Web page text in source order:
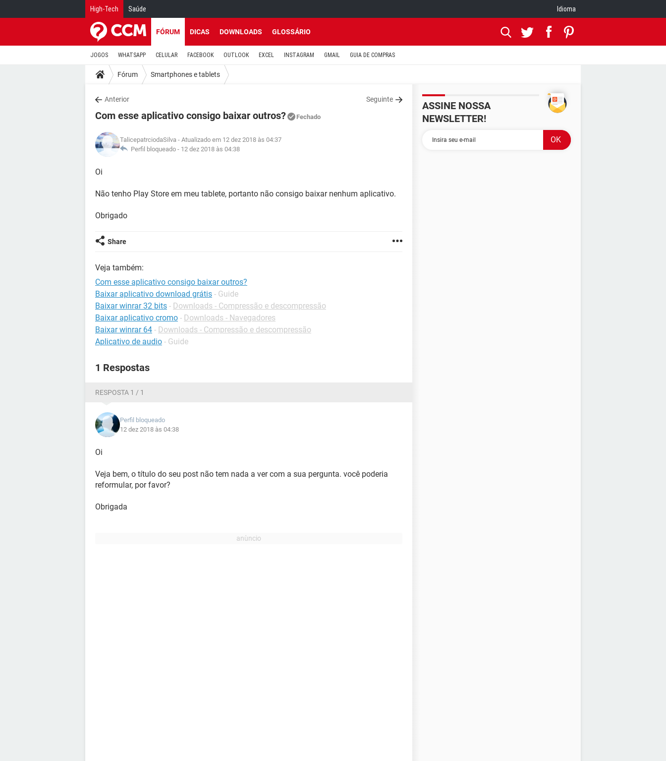
High-Tech Saúde Idioma
FÓRUM DICAS DOWNLOADS GLOSSÁRIO
JOGOS WHATSAPP CELULAR FACEBOOK OUTLOOK EXCEL INSTAGRAM GMAIL GUIA DE COMPRAS
Fórum Smartphones e tablets
Anterior Seguinte
Com esse aplicativo consigo baixar outros? Fechado
TalicepatrciodaSilva - Atualizado em 12 dez 2018 às 04:37
Perfil bloqueado - 12 dez 2018 às 04:38
Oi
Não tenho Play Store em meu tablete, portanto não consigo baixar nenhum aplicativo.
Obrigado
Share
Veja também:
Com esse aplicativo consigo baixar outros?
Baixar aplicativo download grátis - Guide
Baixar winrar 32 bits - Downloads - Compressão e descompressão
Baixar aplicativo cromo - Downloads - Navegadores
Baixar winrar 64 - Downloads - Compressão e descompressão
Aplicativo de audio - Guide
1 Respostas
RESPOSTA 1 / 1
Perfil bloqueado
12 dez 2018 às 04:38
Oi
Veja bem, o título do seu post não tem nada a ver com a sua pergunta. você poderia
reformular, por favor?
Obrigada
ASSINE NOSSA
NEWSLETTER!